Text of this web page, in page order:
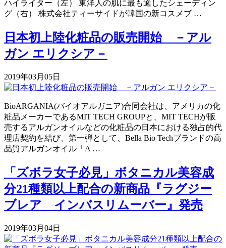
ハイライター（左） 東洋人の肌に最も適したシェーディン
グ（右） 株式会社ティーサイドが韓国の新コスメブ …
日本初上陸化粧品の販売開始 －アル
ガン エリクシア－
2019年03月05日
BioARGANIA(バイオアルガニア)合同会社は、アメリカの化
粧品メーカーであるMIT TECH GROUPと、MIT TECHが販
売するアルガンオイルなどの化粧品の日本における独占的代
理店契約を結び、第一弾として、Bella Bio Techブランドの高
品質アルガンオイル「A …
「ズボラ女子必見」ボタニカル美容成
分21種類以上配合の新商品『ラグジー
ブレア インバスリムーバー』発売
2019年03月04日